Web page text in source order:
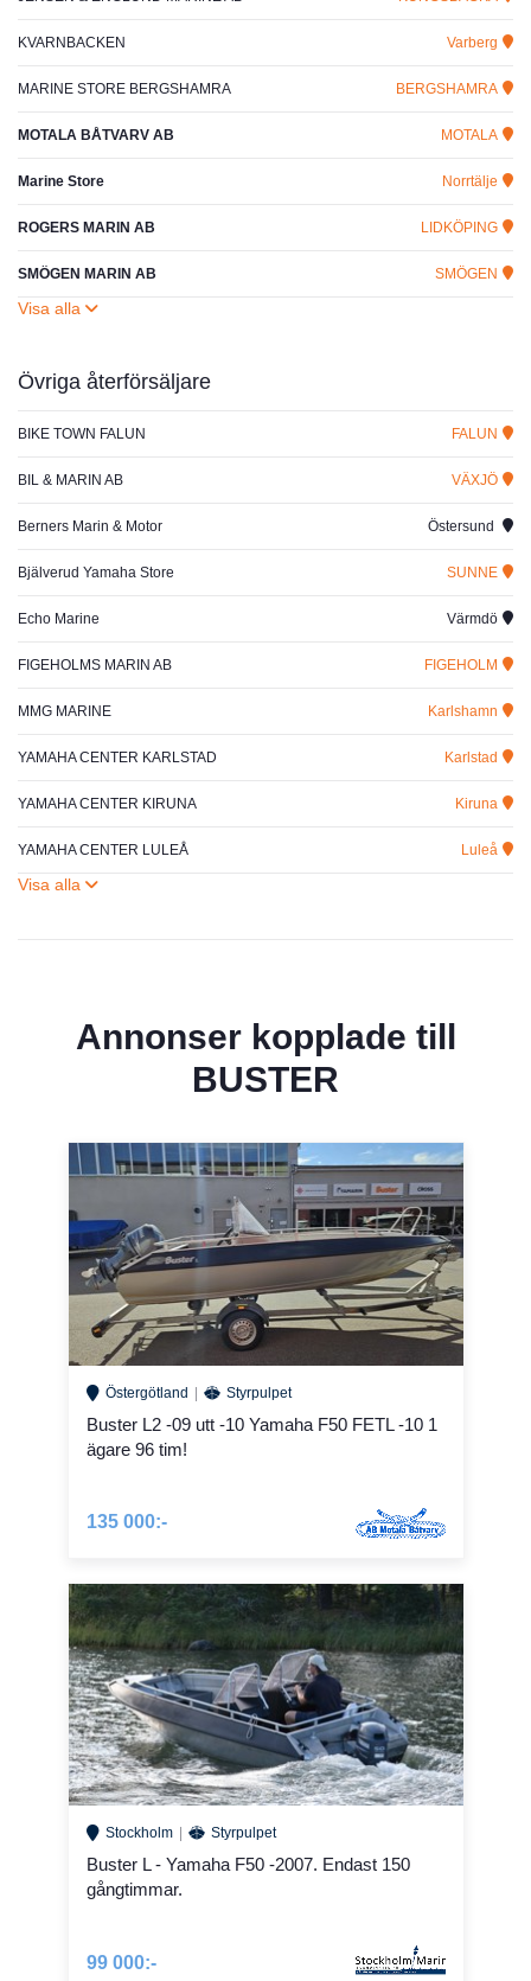
KVARNBACKEN Varberg
MARINE STORE BERGSHAMRA BERGSHAMRA
MOTALA BÅTVARV AB MOTALA
Marine Store Norrtälje
ROGERS MARIN AB LIDKÖPING
SMÖGEN MARIN AB SMÖGEN
Övriga återförsäljare
BIKE TOWN FALUN FALUN
BIL & MARIN AB VÄXJÖ
Berners Marin & Motor Östersund
Bjälverud Yamaha Store SUNNE
Echo Marine Värmdö
FIGEHOLMS MARIN AB FIGEHOLM
MMG MARINE Karlshamn
YAMAHA CENTER KARLSTAD Karlstad
YAMAHA CENTER KIRUNA Kiruna
YAMAHA CENTER LULEÅ Luleå
Annonser kopplade till
BUSTER
Östergötland Styrpulpet
Buster L2 -09 utt -10 Yamaha F50 FETL -10 1
ägare 96 tim!
135 000:-
Stockholm Styrpulpet
Buster L - Yamaha F50 -2007. Endast 150
gångtimmar.
99 000:-